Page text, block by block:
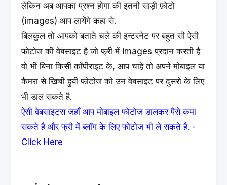
लेकिन अब आपका प्रश्न होगा की इतनी साड़ी फ़ोटो
(images) आप लायेंगे कहा से.
बिलकुल तो आपको बताते चले की इन्टरनेट पर बहुत सी ऐसी
फोटोज की वेबसाइट है जो फ्री में images प्रदान करती है
वो भी बिना किसी कॉपीराइट के, आप चाहे तो अपने मोबाइल या
कैमरा से खिची हुयी फोटोज को उन वेबसाइट पर दुसरो के लिए
भी डाल सकते है.
ऐसी वेबसाइटस जहाँ आप मोबाइल फोटोज डालकर पैसे कमा
सकते है और फ्री में ब्लॉग के लिए फोटोज भी ले सकते है. -
Click Here